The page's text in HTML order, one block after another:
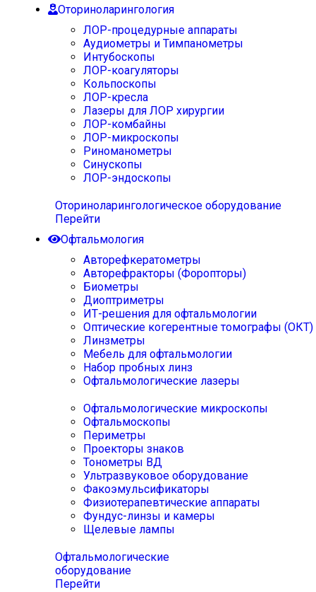
Оториноларингология
ЛОР-процедурные аппараты
Аудиометры и Тимпанометры
Интубоскопы
ЛОР-коагуляторы
Кольпоскопы
ЛОР-кресла
Лазеры для ЛОР хирургии
ЛОР-комбайны
ЛОР-микроскопы
Риноманометры
Синускопы
ЛОР-эндоскопы
Оториноларингологическое оборудование
Перейти
Офтальмология
Авторефкератометры
Авторефракторы (Форопторы)
Биометры
Диоптриметры
ИТ-решения для офтальмологии
Оптические когерентные томографы (ОКТ)
Линзметры
Мебель для офтальмологии
Набор пробных линз
Офтальмологические лазеры
Офтальмологические микроскопы
Офтальмоскопы
Периметры
Проекторы знаков
Тонометры ВД
Ультразвуковое оборудование
Факоэмульсификаторы
Физиотерапевтические аппараты
Фундус-линзы и камеры
Щелевые лампы
Офтальмологические
оборудование
Перейти